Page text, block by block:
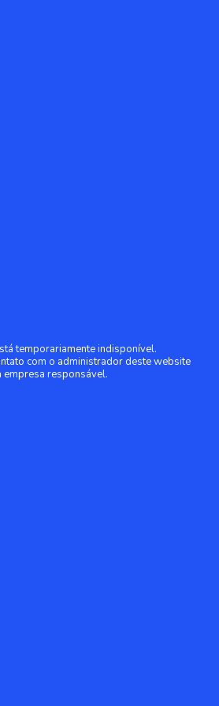
temporariamente indisponível.
com o administrador deste website
empresa responsável.